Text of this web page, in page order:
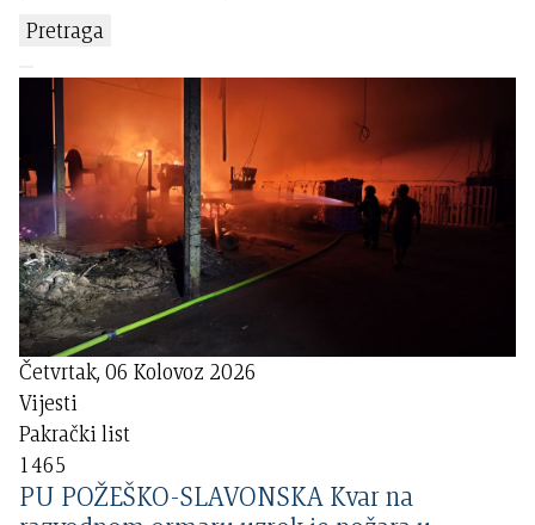
Pretraga
Četvrtak, 06 Kolovoz 2026
Vijesti
Pakrački list
1465
PU POŽEŠKO-SLAVONSKA Kvar na